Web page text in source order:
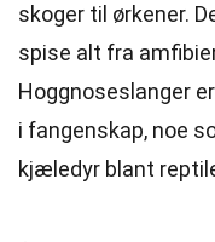
skoger til ørkener.
spise alt fra
Hoggnoseslanger
i fangenskap, noe
kjæledyr blant